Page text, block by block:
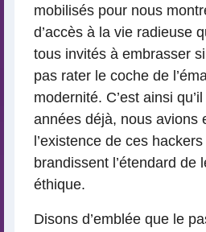
mobilisés pour nous
d’accès à la vie radieuse
tous invités à embrasser
pas rater le coche de
modernité. C’est ainsi
années déjà, nous avions
l’existence de ces
brandissent l’étendard de
éthique.
Disons d’emblée que le